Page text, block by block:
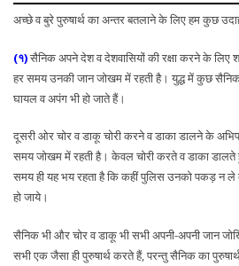
अच्छे व बुरे पुरुषार्थ का अन्तर बतलाने के लिए हम कुछ
(१)सैनिक अपने देश व देशवासियों की रक्षा करने के
हर समय उनकी जान जोखम में रहती है। युद्ध में कुछ
घायल व अपंग भी हो जाते हैं।
दूसरी ओर चोर व डाकू चोरी करने व डाका डालने के
समय जोखम में रहती है। केवल चोरी करते व डाका डालते
समय ही यह भय रहता है कि कहीं पुलिस उनको पकड़ न
हो जाये।
सैनिक भी और चोर व डाकू भी सभी अपनी-अपनी जान
सभी एक जैसा ही पुरुषार्थ करते हैं, परन्तु सैनिक का